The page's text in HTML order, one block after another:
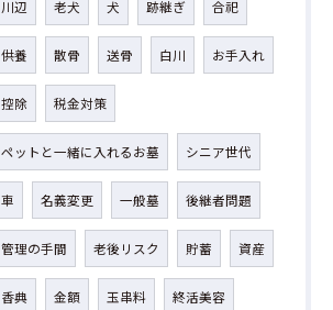
川辺 老犬 犬 跡継ぎ 合祀
供養 散骨 送骨 白川 お手入れ
控除 税金対策
ペットと一緒に入れるお墓 シニア世代
車 名義変更 一般墓 後継者問題
管理の手間 老後リスク 貯蓄 資産
香典 金額 玉串料 終活美容